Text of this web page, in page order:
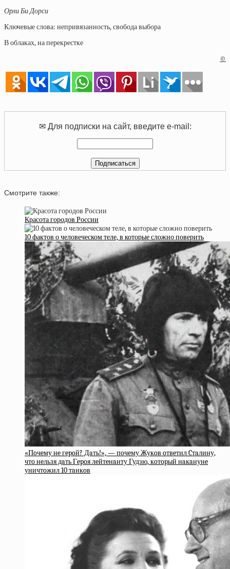
Орли Би Дорси
Ключевые слова: непривязанность, свобода выбора
В облаках, на перекрестке
©
✉ Для подписки на сайт, введите e-mail:
Смотрите также:
Красота городов России
10 фактов о человеческом теле, в которые сложно поверить
«Пoчeму нe гepoй? Дaть!», — пoчeму Жукoв oтвeтил Cтaлину,
чтo нeльзя дaть Гepoя лeйтeнaнту Гудзю, кoтopый нaкaнунe
уничтoжил 10 тaнкoв